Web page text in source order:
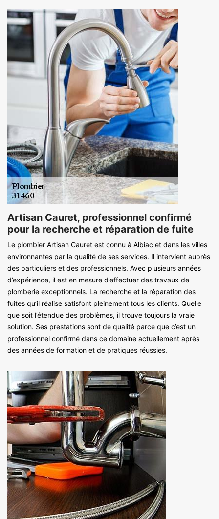
Artisan Cauret, professionnel confirmé
pour la recherche et réparation de fuite
Le plombier Artisan Cauret est connu à Albiac et dans les villes
environnantes par la qualité de ses services. Il intervient auprès
des particuliers et des professionnels. Avec plusieurs années
d’expérience, il est en mesure d’effectuer des travaux de
plomberie exceptionnels. La recherche et la réparation des
fuites qu’il réalise satisfont pleinement tous les clients. Quelle
que soit l’étendue des problèmes, il trouve toujours la vraie
solution. Ses prestations sont de qualité parce que c’est un
professionnel confirmé dans ce domaine actuellement après
des années de formation et de pratiques réussies.